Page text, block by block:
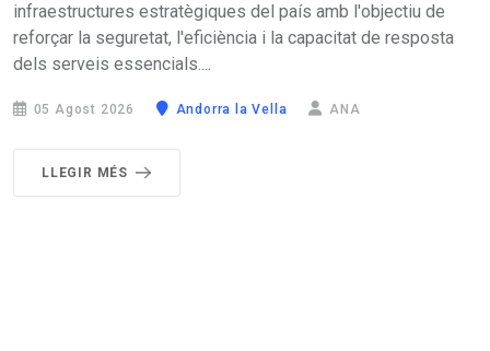
infraestructures estratègiques del país amb l'objectiu de
reforçar la seguretat, l'eficiència i la capacitat de resposta
dels serveis essencials....
05 Agost 2026 Andorra la Vella ANA
LLEGIR MÉS